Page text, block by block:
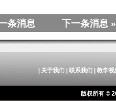
条消息 下一条消息 »
| 关于我们 | 联系我们 | 教学视
版权所有 ©